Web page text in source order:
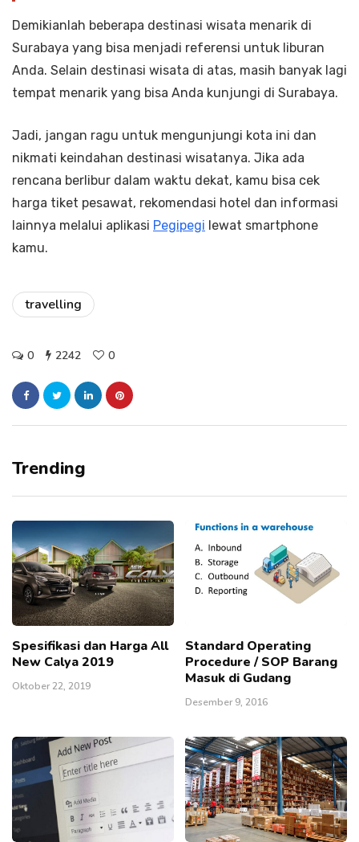
Demikianlah beberapa destinasi wisata menarik di
Surabaya yang bisa menjadi referensi untuk liburan
Anda. Selain destinasi wisata di atas, masih banyak lagi
tempat menarik yang bisa Anda kunjungi di Surabaya.
Jadi, jangan ragu untuk mengunjungi kota ini dan
nikmati keindahan destinasi wisatanya. Jika ada
rencana berlibur dalam waktu dekat, kamu bisa cek
harga tiket pesawat, rekomendasi hotel dan informasi
lainnya melalui aplikasi Pegipegi lewat smartphone
kamu.
travelling
0 2242 0
Trending
Spesifikasi dan Harga All
New Calya 2019
Oktober 22, 2019
Standard Operating
Procedure / SOP Barang
Masuk di Gudang
Desember 9, 2016